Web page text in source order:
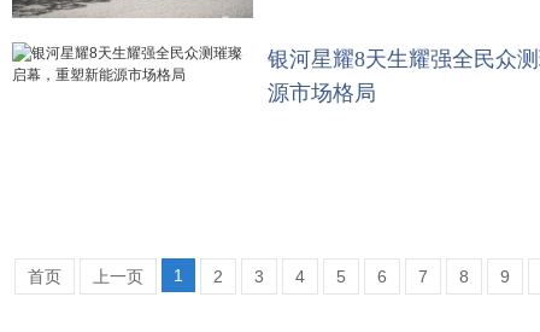
银河星耀8天生耀强全民众
源市场格局
首页 上一页 1 2 3 4 5 6 7 8 9